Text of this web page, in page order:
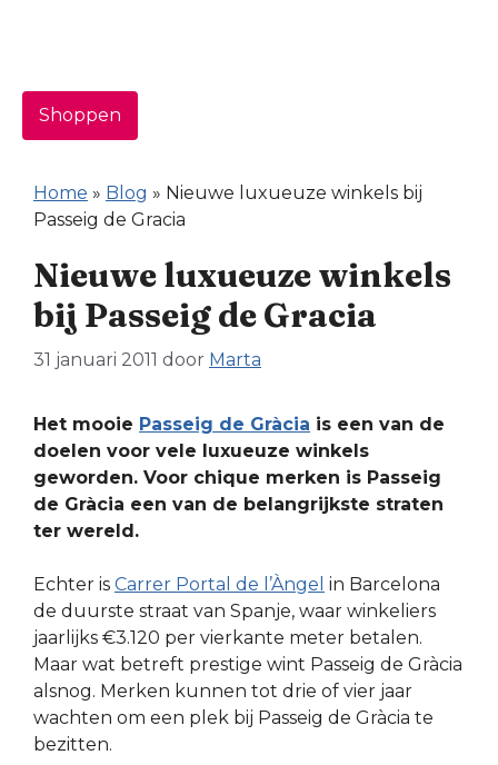
Shoppen
Home » Blog » Nieuwe luxueuze winkels bij
Passeig de Gracia
Nieuwe luxueuze winkels
bij Passeig de Gracia
31 januari 2011 door Marta
Het mooie Passeig de Gràcia is een van de
doelen voor vele luxueuze winkels
geworden. Voor chique merken is Passeig
de Gràcia een van de belangrijkste straten
ter wereld.
Echter is Carrer Portal de l’Àngel in Barcelona
de duurste straat van Spanje, waar winkeliers
jaarlijks €3.120 per vierkante meter betalen.
Maar wat betreft prestige wint Passeig de Gràcia
alsnog. Merken kunnen tot drie of vier jaar
wachten om een plek bij Passeig de Gràcia te
bezitten.